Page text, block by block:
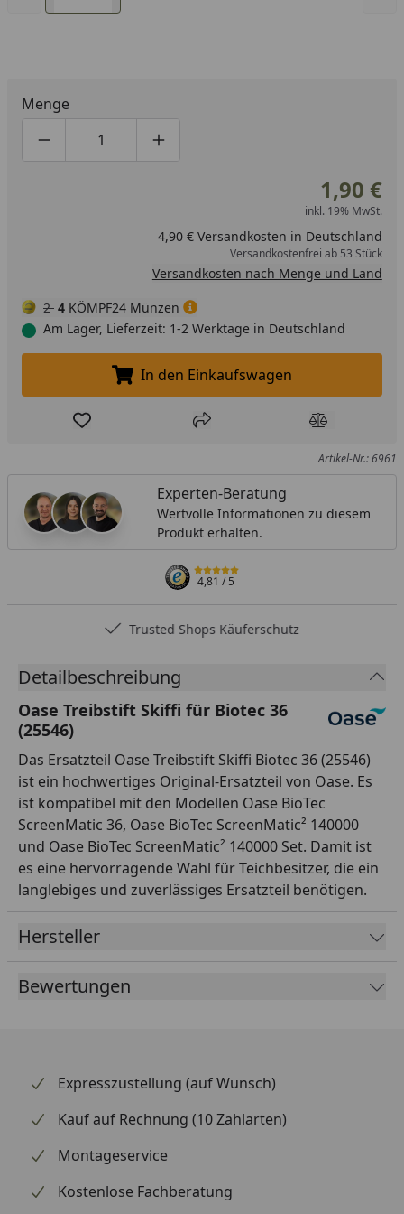
Menge
Produktmenge um eins verringern
Produktmenge manuell eingeben
Produktmenge um eins erhöhen
1,90 €
inkl. 19% MwSt.
4,90 € Versandkosten in Deutschland
Versandkostenfrei ab 53 Stück
Versandkosten nach Menge und Land
2 4 KÖMPF24 Münzen
Am Lager, Lieferzeit: 1-2 Werktage in Deutschland
In den Einkaufswagen legen
In den Einkaufswagen
Produkt zur Wunschliste hinzufügen
Teilen Produkt
Artikel-Nr.: 6961
Experten-Beratung
Wertvolle Informationen zu diesem
Produkt erhalten.
4,81/ 5
Trusted Shops Käuferschutz
Detailbeschreibung
Oase Treibstift Skiffi für Biotec 36
(25546)
Das Ersatzteil Oase Treibstift Skiffi Biotec 36 (25546)
ist ein hochwertiges Original-Ersatzteil von Oase. Es
ist kompatibel mit den Modellen Oase BioTec
ScreenMatic 36, Oase BioTec ScreenMatic² 140000
und Oase BioTec ScreenMatic² 140000 Set. Damit ist
es eine hervorragende Wahl für Teichbesitzer, die ein
langlebiges und zuverlässiges Ersatzteil benötigen.
Hersteller
Bewertungen
Expresszustellung (auf Wunsch)
Kauf auf Rechnung (10 Zahlarten)
Montageservice
Kostenlose Fachberatung